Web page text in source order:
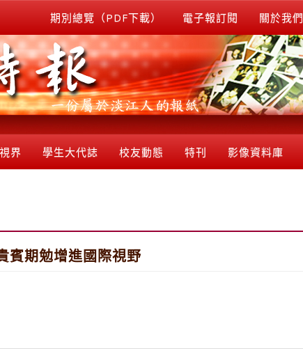
期別總覽（PDF下載） 電子報訂閱 關於我們
界 學生大代誌 校友動態 特刊 影像資料庫
賓期勉增進國際視野